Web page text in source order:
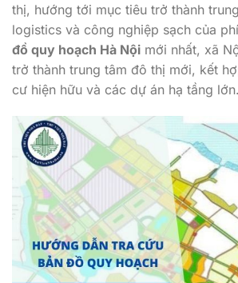
thị, hướng tới mục tiêu trở thành
logistics và công nghiệp sạch của
đồ quy hoạch Hà Nội mới nhất, xã
trở thành trung tâm đô thị mới, kết
cư hiện hữu và các dự án hạ tầng lớn.